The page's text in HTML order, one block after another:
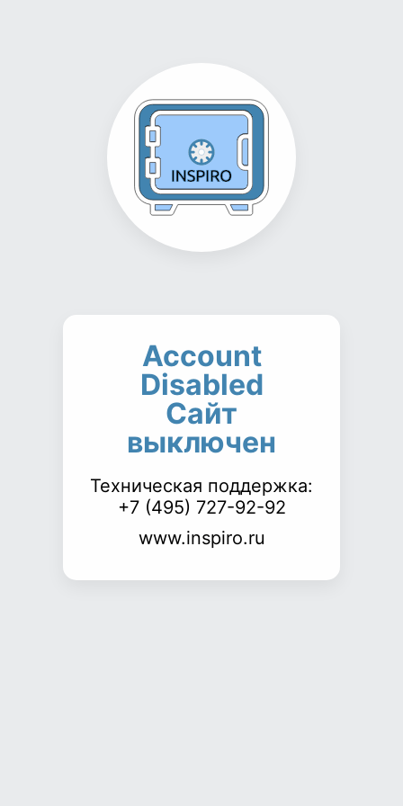
Account
Disabled
Сайт
выключен
Техническая поддержка:
+7 (495) 727-92-92
www.inspiro.ru